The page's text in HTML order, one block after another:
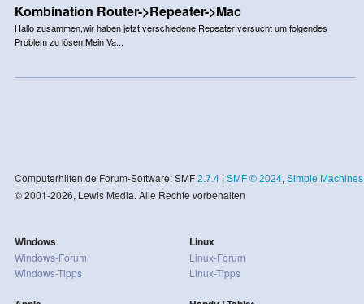
Kombination Router->Repeater->Mac
Hallo zusammen,wir haben jetzt verschiedene Repeater versucht um folgendes
Problem zu lösen:Mein Va...
Computerhilfen.de Forum-Software: SMF 2.7.4| SMF © 2024, Simple Machines
© 2001-2026, Lewis Media. Alle Rechte vorbehalten
Windows
Windows-Forum
Windows-Tipps
Linux
Linux-Forum
Linux-Tipps